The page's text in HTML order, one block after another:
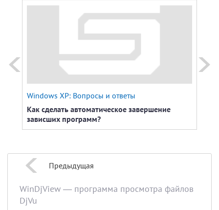
Windows XP: Вопросы и ответы
Как сделать автоматическое завершение
зависших программ?
Предыдущая
WinDjView — программа просмотра файлов
DjVu